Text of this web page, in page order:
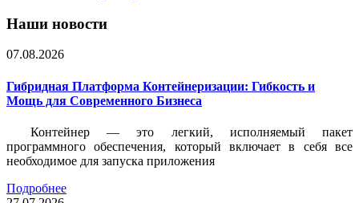
Наши новости
07.08.2026
Гибридная Платформа Контейнеризации: Гибкость и
Мощь для Современного Бизнеса
Контейнер — это легкий, исполняемый пакет
программного обеспечения, который включает в себя все
необходимое для запуска приложения
Подробнее